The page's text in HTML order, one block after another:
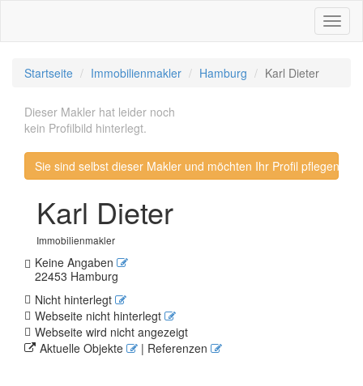
Startseite Immobilienmakler Hamburg Karl Dieter
Dieser Makler hat leider noch
kein Profilbild hinterlegt.
Sie sind selbst dieser Makler und möchten Ihr Profil pflegen?
Karl Dieter
Immobilienmakler
Keine Angaben
22453 Hamburg
Nicht hinterlegt
Webseite nicht hinterlegt
Webseite wird nicht angezeigt
Aktuelle Objekte
| Referenzen